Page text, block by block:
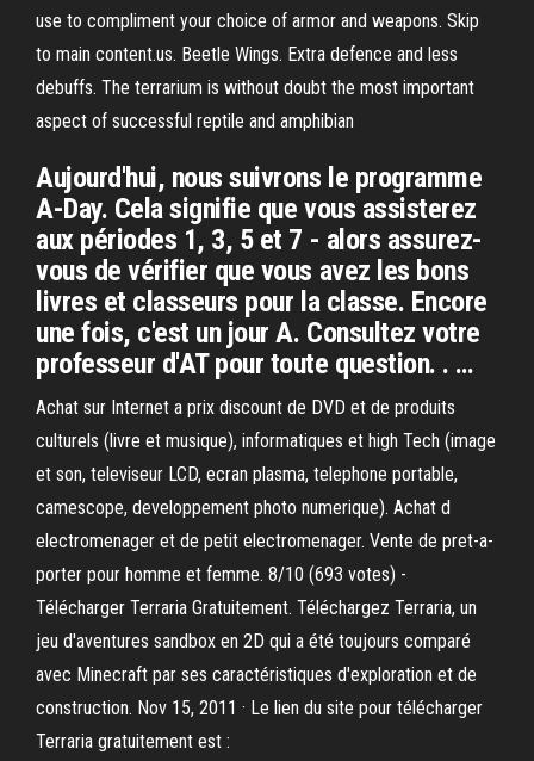
use to compliment your choice of armor and weapons. Skip
to main content.us. Beetle Wings. Extra defence and less
debuffs. The terrarium is without doubt the most important
aspect of successful reptile and amphibian
Aujourd'hui, nous suivrons le programme
A-Day. Cela signifie que vous assisterez
aux périodes 1, 3, 5 et 7 - alors assurez-
vous de vérifier que vous avez les bons
livres et classeurs pour la classe. Encore
une fois, c'est un jour A. Consultez votre
professeur d'AT pour toute question. . …
Achat sur Internet a prix discount de DVD et de produits
culturels (livre et musique), informatiques et high Tech (image
et son, televiseur LCD, ecran plasma, telephone portable,
camescope, developpement photo numerique). Achat d
electromenager et de petit electromenager. Vente de pret-a-
porter pour homme et femme. 8/10 (693 votes) -
Télécharger Terraria Gratuitement. Téléchargez Terraria, un
jeu d'aventures sandbox en 2D qui a été toujours comparé
avec Minecraft par ses caractéristiques d'exploration et de
construction. Nov 15, 2011 · Le lien du site pour télécharger
Terraria gratuitement est :